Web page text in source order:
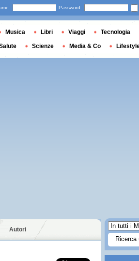
Autori
Password
Musica Libri Viaggi Tecnologia
Scienze Media & Co